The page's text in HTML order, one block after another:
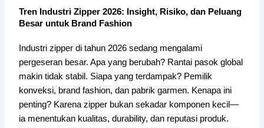
Tren Industri Zipper 2026: Insight, Risiko, dan Peluang
Besar untuk Brand Fashion
Industri zipper di tahun 2026 sedang mengalami
pergeseran besar. Apa yang berubah? Rantai pasok global
makin tidak stabil. Siapa yang terdampak? Pemilik
konveksi, brand fashion, dan pabrik garmen. Kenapa ini
penting? Karena zipper bukan sekadar komponen kecil—
ia menentukan kualitas, durability, dan reputasi produk.